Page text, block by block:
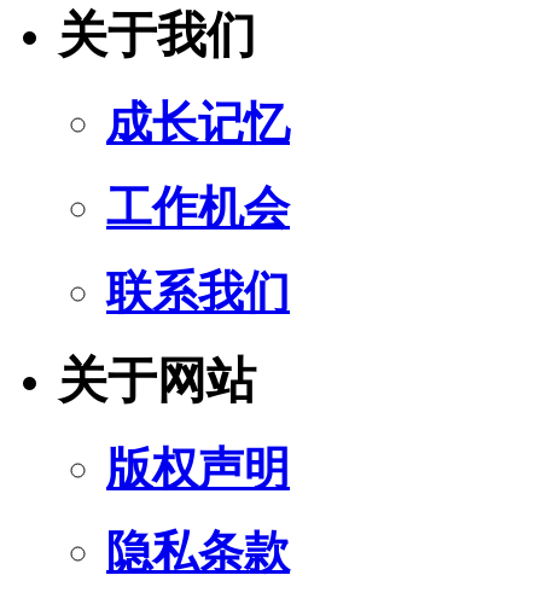
关于我们
成长记忆
工作机会
联系我们
关于网站
版权声明
隐私条款